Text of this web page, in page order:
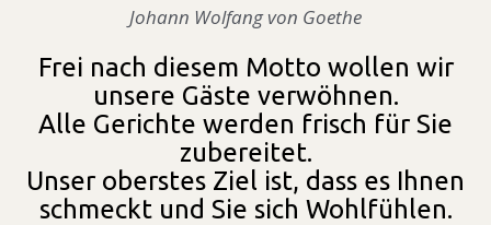
Johann Wolfang von Goethe
Frei nach diesem Motto wollen wir
unsere Gäste verwöhnen.
Alle Gerichte werden frisch für Sie
zubereitet.
Unser oberstes Ziel ist, dass es Ihnen
schmeckt und Sie sich Wohlfühlen.